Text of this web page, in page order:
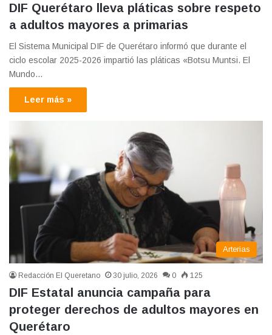
DIF Querétaro lleva pláticas sobre respeto
a adultos mayores a primarias
El Sistema Municipal DIF de Querétaro informó que durante el
ciclo escolar 2025-2026 impartió las pláticas «Botsu Muntsi. El
Mundo…
Leer más »
Arterias
Redacción El Queretano 30 julio, 2026 0 125
DIF Estatal anuncia campaña para
proteger derechos de adultos mayores en
Querétaro